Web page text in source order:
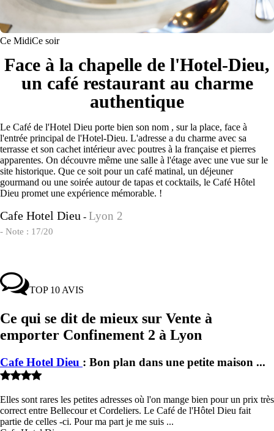
Ce MidiCe soir
Face à la chapelle de l'Hotel-Dieu,
un café restaurant au charme
authentique
Le Café de l'Hotel Dieu porte bien son nom , sur la place, face à
l'entrée principal de l'Hotel-Dieu. L'adresse a du charme avec sa
terrasse et son cachet intérieur avec poutres à la française et pierres
apparentes. On découvre même une salle à l'étage avec une vue sur le
site historique. Que ce soit pour un café matinal, un déjeuner
gourmand ou une soirée autour de tapas et cocktails, le Café Hôtel
Dieu promet une expérience mémorable. !
Cafe Hotel Dieu - Lyon 2
- Note : 17/20
TOP 10 AVIS
Ce qui se dit de mieux sur Vente à
emporter Confinement 2 à Lyon
Cafe Hotel Dieu : Bon plan dans une petite maison ...
Elles sont rares les petites adresses où l'on mange bien pour un prix très
correct entre Bellecour et Cordeliers. Le Café de l'Hôtel Dieu fait
partie de celles -ci. Pour ma part je me suis ...